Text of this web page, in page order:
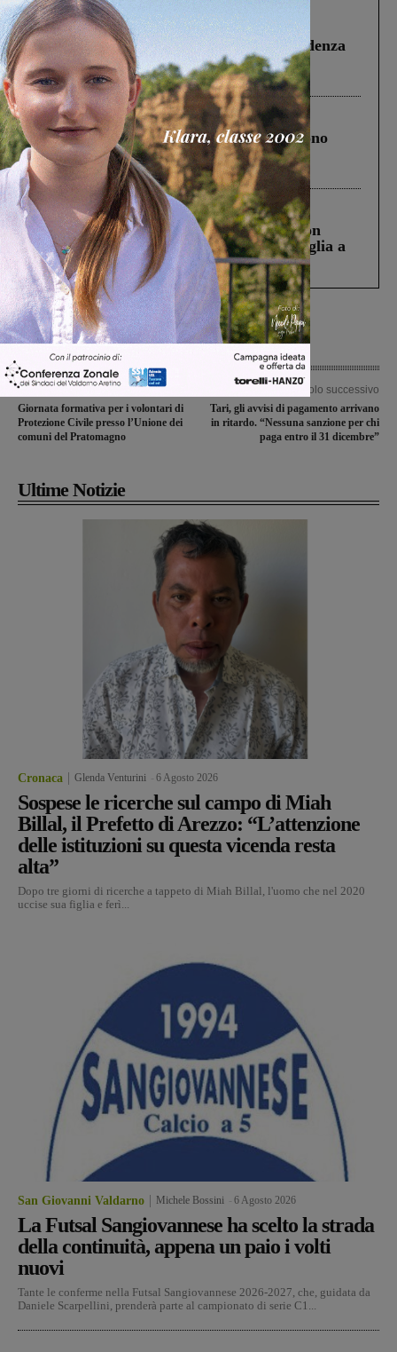
Figline Incisa Valdarno 1 Agosto 2026
Piscina di Figline finanziata oltre la scadenza
Pnrr, il gruppo di Fratelli d’Italia: “Un
ringraziamento al Governo”
Cronaca 4 Agosto 2026
Un anno fa la strage in A1 in cui morirono
Gianni, Giulia e Franco. Lo schianto, il
processo, lo stop ai sorpassi fra tir....
Cronaca 3 Agosto 2026
Scomparso da una struttura di Castiglion
Fiorentino l’uomo che aveva ucciso la figlia a
Levane nel 2020
Articolo precedente
Giornata formativa per i volontari di
Protezione Civile presso l’Unione dei
comuni del Pratomagno
Articolo successivo
Tari, gli avvisi di pagamento arrivano
in ritardo. “Nessuna sanzione per chi
paga entro il 31 dicembre”
Ultime Notizie
Cronaca Glenda Venturini 6 Agosto 2026
Sospese le ricerche sul campo di Miah
Billal, il Prefetto di Arezzo: “L’attenzione
delle istituzioni su questa vicenda resta
alta”
Dopo tre giorni di ricerche a tappeto di Miah Billal, l'uomo che nel 2020
uccise sua figlia e ferì...
San Giovanni Valdarno Michele Bossini 6 Agosto 2026
La Futsal Sangiovannese ha scelto la strada
della continuità, appena un paio i volti
nuovi
Tante le conferme nella Futsal Sangiovannese 2026-2027, che, guidata da
Daniele Scarpellini, prenderà parte al campionato di serie C1...